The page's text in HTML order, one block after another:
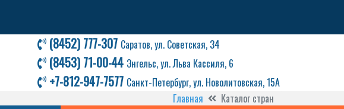
(8452) 777-307 Саратов, ул. Советская, 34
(8453) 71-00-44 Энгельс, ул. Льва Кассиля, 6
+7-812-947-7577 Санкт-Петербург, ул. Новолитовская, 15А
Главная
Каталог стран